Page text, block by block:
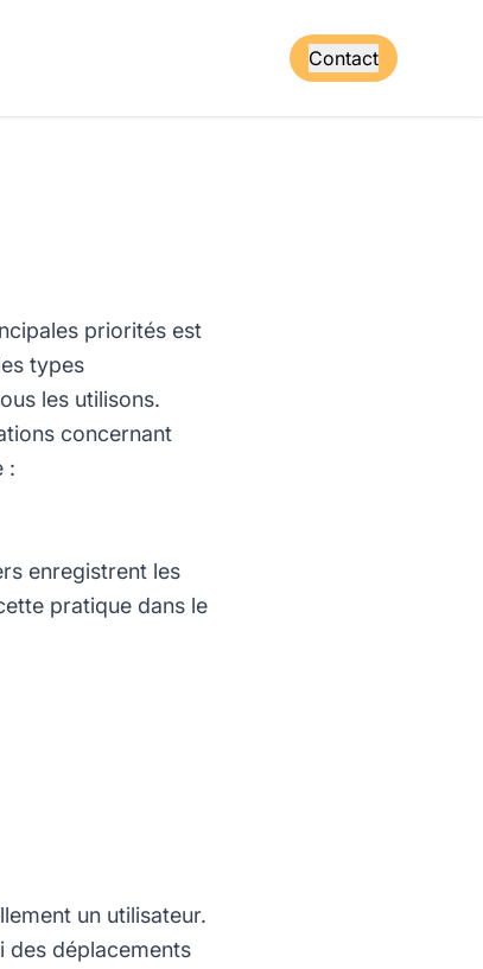
Contact
priorités est
types
les utilisons.
concernant
:
enregistrent les
pratique dans le
un utilisateur.
des déplacements